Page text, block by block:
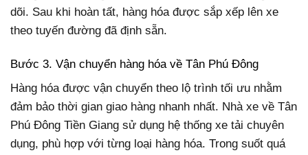
dõi. Sau khi hoàn tất, hàng hóa được sắp xếp lên xe
theo tuyến đường đã định sẵn.
Bước 3. Vận chuyển hàng hóa về Tân Phú Đông
Hàng hóa được vận chuyển theo lộ trình tối ưu nhằm
đảm bảo thời gian giao hàng nhanh nhất. Nhà xe về Tân
Phú Đông Tiền Giang sử dụng hệ thống xe tải chuyên
dụng, phù hợp với từng loại hàng hóa. Trong suốt quá